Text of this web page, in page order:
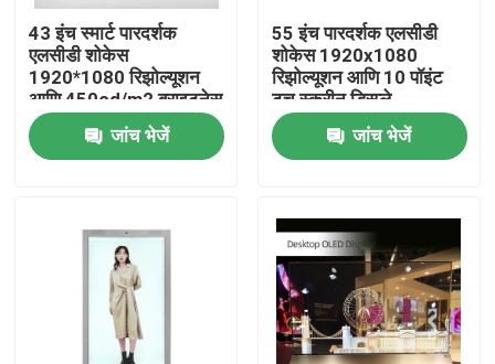
घर
43 इंच स्मार्ट पारदर्शक
एलसीडी शोकेस
1920*1080 रिझोल्यूशन
आणि 450cd/m2 ब्राइटनेस
डिजिटल साइनेज बॉक्ससह
जांच भेजें
55 इंच पारदर्शक एलसीडी
शोकेस 1920x1080
रिझोल्यूशन आणि 10 पॉइंट
टच स्क्रीन डिस्प्ले
कॅबिनेटसह
जांच भेजें